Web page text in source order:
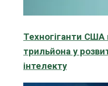
Техногіганти США
трильйона у
інтелекту